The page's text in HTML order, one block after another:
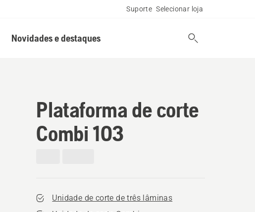
Suporte Selecionar loja
Novidades e destaques
Plataforma de corte
Combi 103
Unidade de corte de três lâminas